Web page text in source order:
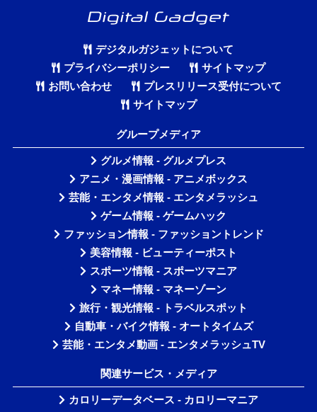
デジタルガジェットについて
プライバシーポリシー
サイトマップ
お問い合わせ
プレスリリース受付について
サイトマップ
グループメディア
グルメ情報 - グルメプレス
アニメ・漫画情報 - アニメボックス
芸能・エンタメ情報 - エンタメラッシュ
ゲーム情報 - ゲームハック
ファッション情報 - ファッショントレンド
美容情報 - ビューティーポスト
スポーツ情報 - スポーツマニア
マネー情報 - マネーゾーン
旅行・観光情報 - トラベルスポット
自動車・バイク情報 - オートタイムズ
芸能・エンタメ動画 - エンタメラッシュTV
関連サービス・メディア
カロリーデータベース - カロリーマニア